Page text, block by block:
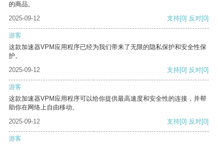
的商品。
2025-09-12
支持[0] 反对[0]
游客
这款加速器VPM应用程序已经为我们带来了无限的隐私保护和安全性保
护。
2025-09-12
支持[0] 反对[0]
游客
这款加速器VPM应用程序可以给你提供最高速度和安全性的连接，并帮
助你在网络上自由移动。
2025-09-12
支持[0] 反对[0]
游客